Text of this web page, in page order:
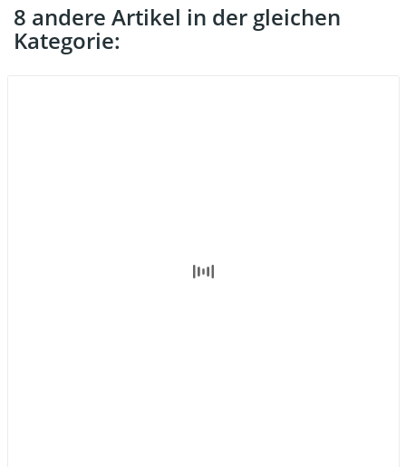
8 andere Artikel in der gleichen
Kategorie: